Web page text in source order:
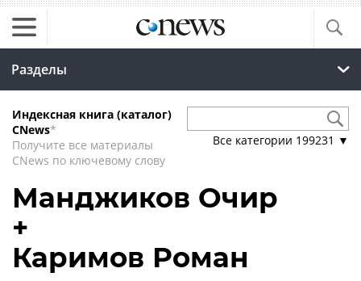
Разделы
Индексная книга (каталог)
CNews*
Получите все материалы
CNews по ключевому слову
Все категории 199231 ▼
Манджиков Очир
+
Каримов Роман